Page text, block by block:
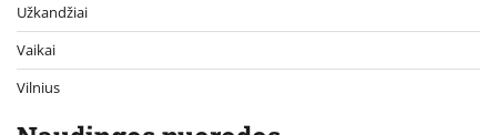
Užkandžiai
Vaikai
Vilnius